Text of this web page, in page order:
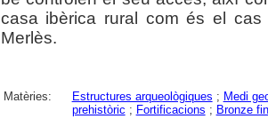
casa ibèrica rural com és el
Merlès.
Matèries: Estructures arqueològiques ; Medi
prehistòric ; Fortificacions ; Bronze